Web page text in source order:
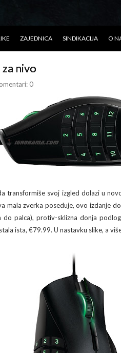
ZAJEDNICA SINDIKACIJA O
nivo
0
transformiše svoj izgled dolazi u
mala zverka poseduje, ovo izdanje
do palca), protiv-sklizna donja
ista, €79.99. U nastavku slike, a